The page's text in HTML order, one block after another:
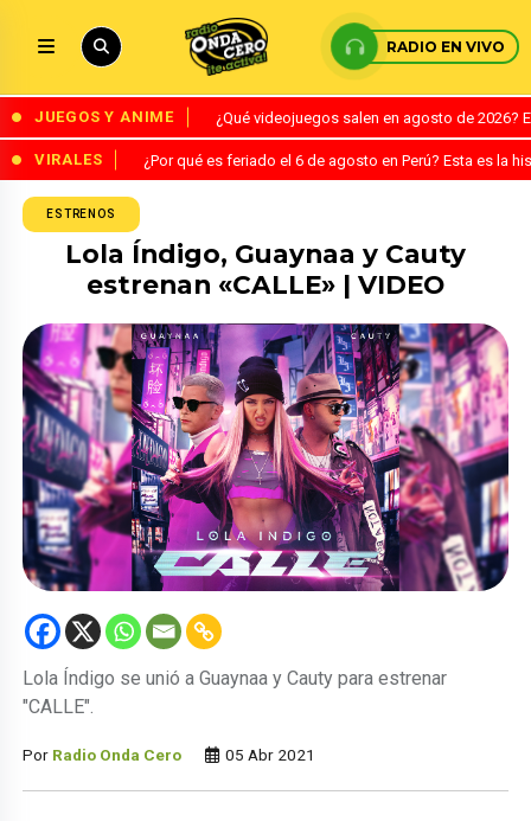
RADIO EN VIVO
JUEGOS Y ANIME ¿Qué videojuegos salen en agosto de
VIRALES ¿Por qué es feriado el 6 de agosto en Perú? Esta es la
ESTRENOS
Lola Índigo, Guaynaa y Cauty
estrenan «CALLE» | VIDEO
Lola Índigo se unió a Guaynaa y Cauty para estrenar
"CALLE".
Por Radio Onda Cero 05 Abr 2021